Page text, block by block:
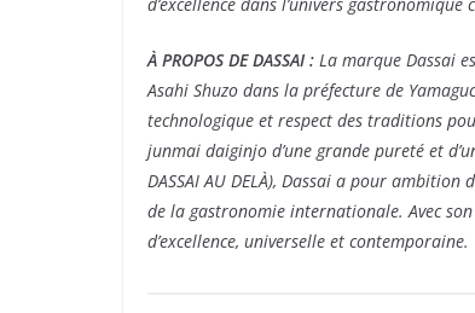
À PROPOS DE DASSAI : La marque Dassai
Asahi Shuzo dans la préfecture de
technologique et respect des traditions
junmai daiginjo d’une grande pureté et
DASSAI AU DELÀ), Dassai a pour
de la gastronomie internationale. Avec
d’excellence, universelle et contemporaine.